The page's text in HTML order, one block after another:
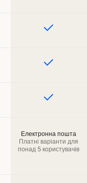
Електронна пошта
Платні варіанти для
понад 5 користувачів